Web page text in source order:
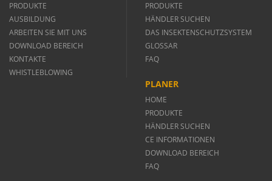
PRODUKTE
AUSBILDUNG
ARBEITEN SIE MIT UNS
DOWNLOAD BEREICH
KONTAKTE
WHISTLEBLOWING
PRODUKTE
HÄNDLER SUCHEN
DAS INSEKTENSCHUTZSYSTEM
GLOSSAR
FAQ
PLANER
HOME
PRODUKTE
HÄNDLER SUCHEN
CE INFORMATIONEN
DOWNLOAD BEREICH
FAQ